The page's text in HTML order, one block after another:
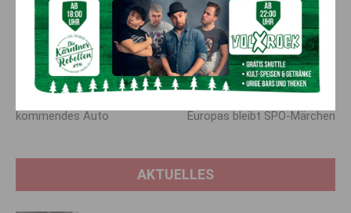
Instagram
Vorheriger Artikel
Schwerer Sturz: Motorrad­
kommendes Auto
Nächster Artikel
Team Kärnten/Köfer: Kärnten
Europas bleibt SPÖ-Märchen
AKTUELLES